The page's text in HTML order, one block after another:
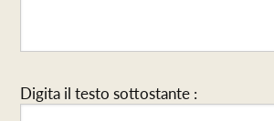
Digita il testo sottostante :